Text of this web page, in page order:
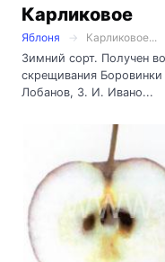
Карликовое
Яблоня
Карликовое...
Зимний сорт. Получен
скрещивания
Лобанов, З. И. Ивано...